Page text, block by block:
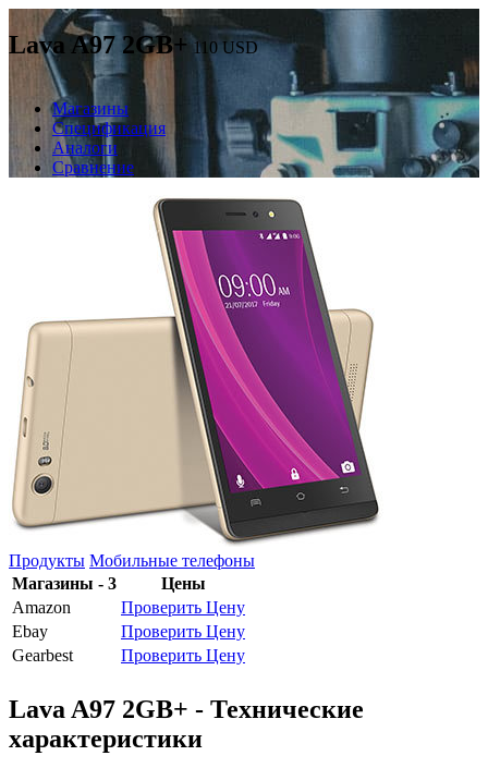
Lava A97 2GB+ 110 USD
Магазины
Спецификация
Аналоги
Сравнение
Продукты Мобильные телефоны
Магазины - 3
Цены
Amazon
Проверить Цену
Ebay
Проверить Цену
Gearbest
Проверить Цену
Lava A97 2GB+ - Технические
характеристики